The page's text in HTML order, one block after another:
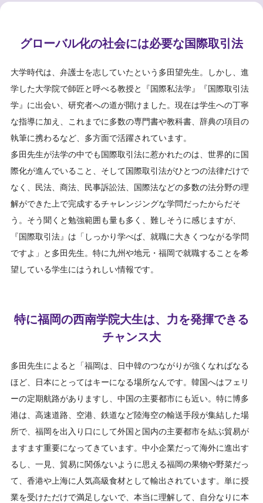
グローバル化の社会には必要な国際取引法
大学時代は、弁護士を志していたという多田望先生。しかし、進
学した大学院で師匠と呼べる教授と『国際私法学』『国際取引法
学』に出会い、研究者への道が開けました。現在は学生への丁寧
な指導に加え、これまでに多数の専門書や教科書、辞典の項目の
執筆に携わるなど、多方面で活躍されています。
多田先生が法学の中でも国際取引法に惹かれたのは、世界的に国
際化が進んでいること、そして国際取引法がひとつの法律だけで
なく、民法、商法、民事訴訟法、国際法などの多数の法分野の理
解ができた上で完成するチャレンジングな学問だったからだそ
う。そう聞くと勉強範囲も量も多く、難しそうに感じますが、
『国際取引法』は「しっかり学べば、就職に大きくつながる学問
ですよ」と多田先生。特に九州や地元・福岡で就職することを希
望している学生にはうれしい情報です。
特に福岡の西南学院大生は、力を発揮できる
チャンス大
多田先生によると「福岡は、日中韓のつながりが強くなればなる
ほど、日本にとってはキーになる場所なんです。韓国へはフェリ
ーの定期航路がありますし、中国の主要都市にも近い。特に博多
港は、高速道路、空港、鉄道など陸海空の輸送手段が集結した場
所で、福岡を出入り口にして外国と国内の主要都市を結ぶ貿易が
ますます重要になってきています。中小企業だって海外に進出す
るし、一見、貿易に関係ないように思える福岡の果物や野菜だっ
て、香港や上海に人気高級食材として輸出されています。単に授
業を受けただけで満足しないで、本当に理解して、自分なりに本